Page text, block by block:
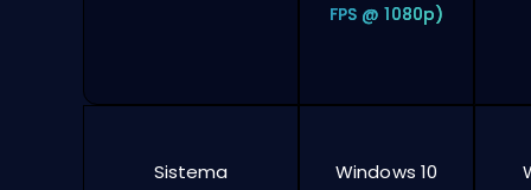
FPS @ 1080p)
Sistema
Windows 10